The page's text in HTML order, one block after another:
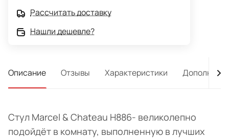
Рассчитать доставку
Нашли дешевле?
Описание Отзывы Характеристики
Стул Marcel & Chateau H886- великолепно
подойдёт в комнату, выполненную в лучших